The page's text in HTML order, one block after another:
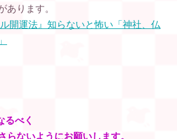
あります。
ル開運法』知らないと怖い「神社、仏
るべく
らないようにお願いします。